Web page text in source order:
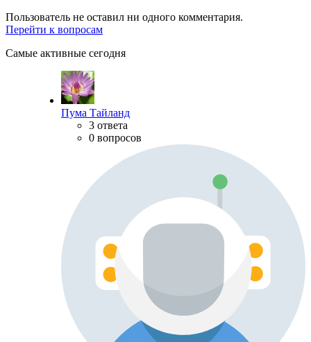
Пользователь не оставил ни одного комментария.
Перейти к вопросам
Самые активные сегодня
Пума Тайланд
3 ответа
0 вопросов